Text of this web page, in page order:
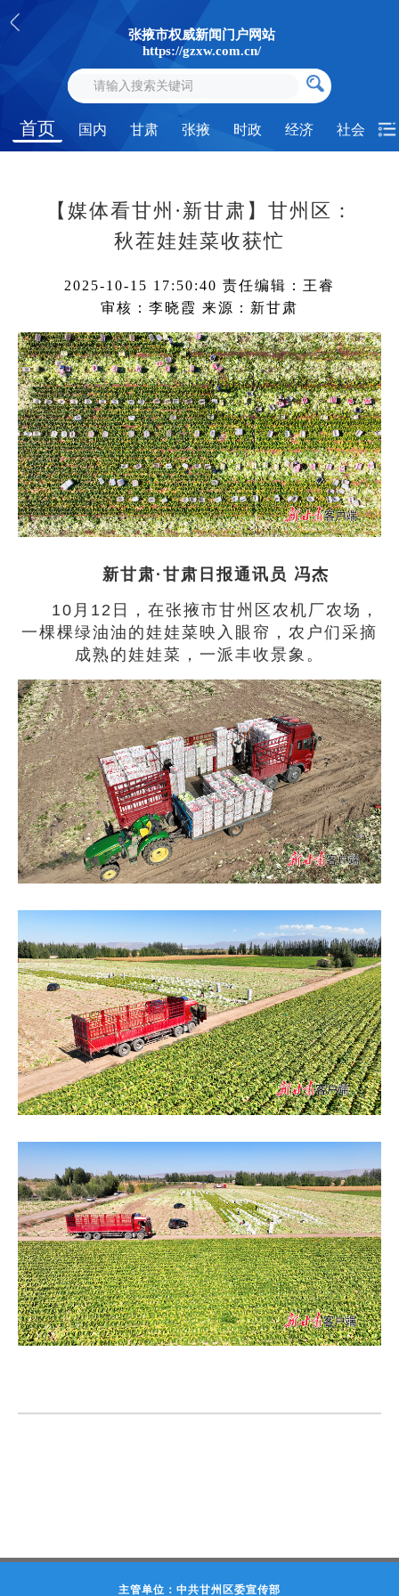
张掖市权威新闻门户网站
https://gzxw.com.cn/
首页 国内 甘肃 张掖 时政 经济 社会
【媒体看甘州·新甘肃】甘州区：
秋茬娃娃菜收获忙
2025-10-15 17:50:40 责任编辑：王睿
审核：李晓霞 来源：新甘肃
新甘肃·甘肃日报通讯员 冯杰
10月12日，在张掖市甘州区农机厂农场，
一棵棵绿油油的娃娃菜映入眼帘，农户们采摘
成熟的娃娃菜，一派丰收景象。
主管单位：中共甘州区委宣传部